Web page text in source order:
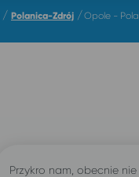
/ Polanica-Zdrój /Opole -
Przykro nam, obecnie